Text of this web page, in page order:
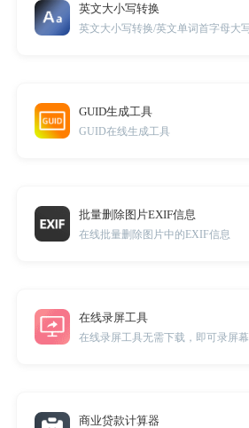
英文大小写转换
GUID生成工具
GUID在线生成工具
批量删除图片EXIF信息
在线批量删除图片中的EXIF信息
在线录屏工具
在线录屏工具无需下载，即可录屏幕
商业贷款计算器